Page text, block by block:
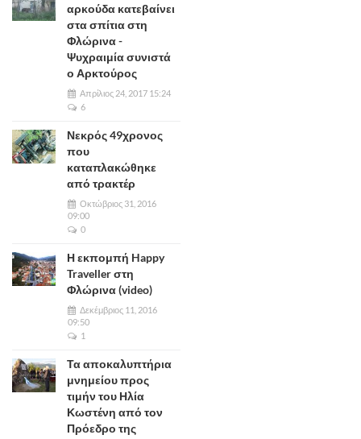
αρκούδα κατεβαίνει
στα σπίτια στη
Φλώρινα -
Ψυχραιμία συνιστά
ο Αρκτούρος
Απρίλιος 24, 2017 15:24
6
Νεκρός 49χρονος
που
καταπλακώθηκε
από τρακτέρ
Οκτώβριος 31, 2016
09:00
0
Η εκπομπή Happy
Traveller στη
Φλώρινα (video)
Δεκέμβριος 11, 2016
09:50
1
Τα αποκαλυπτήρια
μνημείου προς
τιμήν του Ηλία
Κωστένη από τον
Πρόεδρο της